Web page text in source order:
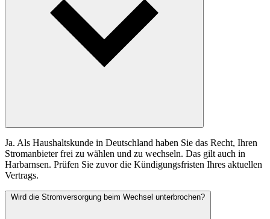
Ja. Als Haushaltskunde in Deutschland haben Sie das Recht, Ihren
Stromanbieter frei zu wählen und zu wechseln. Das gilt auch in
Harbarnsen. Prüfen Sie zuvor die Kündigungsfristen Ihres aktuellen
Vertrags.
Wird die Stromversorgung beim Wechsel unterbrochen?